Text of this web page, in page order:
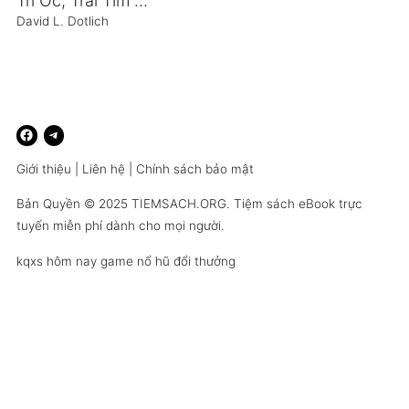
David L. Dotlich
Giới thiệu Liên hệ Chính sách bảo mật
Bản Quyền © 2025 TIEMSACH.ORG. Tiệm sách eBook trực
tuyến miễn phí dành cho mọi người.
kqxs hôm nay game nổ hũ đổi thưởng